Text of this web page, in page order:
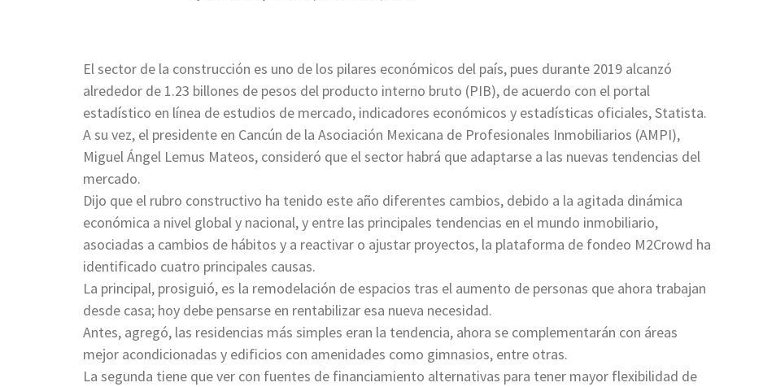
El sector de la construcción es uno de los pilares económicos del país, pues durante 2019 alcanzó
alrededor de 1.23 billones de pesos del producto interno bruto (PIB), de acuerdo con el portal
estadístico en línea de estudios de mercado, indicadores económicos y estadísticas oficiales, Statista.
A su vez, el presidente en Cancún de la Asociación Mexicana de Profesionales Inmobiliarios (AMPI),
Miguel Ángel Lemus Mateos, consideró que el sector habrá que adaptarse a las nuevas tendencias del
mercado.
Dijo que el rubro constructivo ha tenido este año diferentes cambios, debido a la agitada dinámica
económica a nivel global y nacional, y entre las principales tendencias en el mundo inmobiliario,
asociadas a cambios de hábitos y a reactivar o ajustar proyectos, la plataforma de fondeo M2Crowd ha
identificado cuatro principales causas.
La principal, prosiguió, es la remodelación de espacios tras el aumento de personas que ahora trabajan
desde casa; hoy debe pensarse en rentabilizar esa nueva necesidad.
Antes, agregó, las residencias más simples eran la tendencia, ahora se complementarán con áreas
mejor acondicionadas y edificios con amenidades como gimnasios, entre otras.
La segunda tiene que ver con fuentes de financiamiento alternativas para tener mayor flexibilidad de